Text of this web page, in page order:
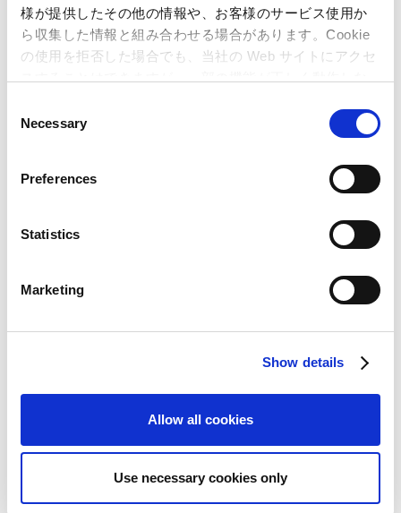
様が提供したその他の情報や、お客様のサービス使用か
ら収集した情報と組み合わせる場合があります。Cookie
の使用を拒否した場合でも、当社の Web サイトにアクセ
Necessary
Preferences
Statistics
Marketing
Show details
Allow all cookies
Use necessary cookies only
決算短信
カプコンの教育支援活動